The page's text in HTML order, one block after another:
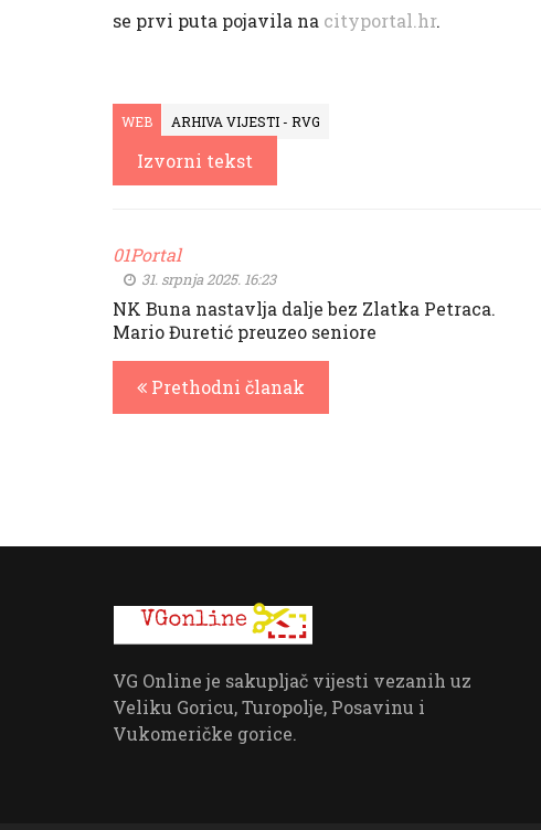
se prvi puta pojavila na cityportal.hr.
WEB ARHIVA VIJESTI - RVG
Izvorni tekst
01Portal
31. srpnja 2025. 16:23
NK Buna nastavlja dalje bez Zlatka Petraca.
Mario Đuretić preuzeo seniore
Prethodni članak
VG Online je sakupljač vijesti vezanih uz
Veliku Goricu, Turopolje, Posavinu i
Vukomeričke gorice.